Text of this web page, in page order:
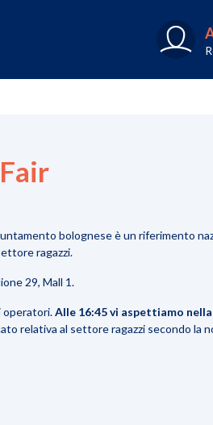
bolognese è un riferimento
ragazzi.
29, Mall 1.
operatori.Alle 16:45 vi aspettiamo
relativa al settore ragazzi secondo la